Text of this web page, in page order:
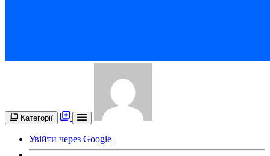
Категорії
Увійти через Google